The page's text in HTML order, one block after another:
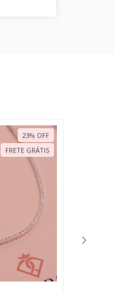
23% OFF
FRETE GRÁTIS